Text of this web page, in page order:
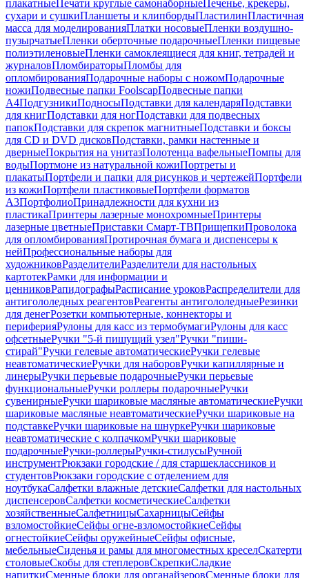
плакатныеПечати круглые самонаборныеПеченье, крекеры,
сухари и сушкиПланшеты и клипбордыПластилинПластичная
масса для моделированияПлатки носовыеПленки воздушно-
пузырчатыеПленки оберточные подарочныеПленки пищевые
полиэтиленовыеПленки самоклеящиеся для книг, тетрадей и
журналовПломбираторыПломбы для
опломбированияПодарочные наборы с ножомПодарочные
ножиПодвесные папки FoolscapПодвесные папки
А4ПодгузникиПодносыПодставки для календаряПодставки
для книгПодставки для ногПодставки для подвесных
папокПодставки для скрепок магнитныеПодставки и боксы
для CD и DVD дисковПодставки, рамки настенные и
дверныеПокрытия на унитазПолотенца вафельныеПомпы для
водыПортмоне из натуральной кожиПортреты и
плакатыПортфели и папки для рисунков и чертежейПортфели
из кожиПортфели пластиковыеПортфели форматов
А3ПортфолиоПринадлежности для кухни из
пластикаПринтеры лазерные монохромныеПринтеры
лазерные цветныеПриставки Смарт-ТВПрищепкиПроволока
для опломбированияПротирочная бумага и диспенсеры к
нейПрофессиональные наборы для
художниковРазделителиРазделители для настольных
картотекРамки для информации и
ценниковРапидографыРасписание уроковРаспределители для
антигололедных реагентовРеагенты антигололедныеРезинки
для денегРозетки компьютерные, коннекторы и
периферияРулоны для касс из термобумагиРулоны для касс
офсетныеРучки "5-й пишущий узел"Ручки "пиши-
стирай"Ручки гелевые автоматическиеРучки гелевые
неавтоматическиеРучки для наборовРучки капиллярные и
линерыРучки перьевые подарочныеРучки перьевые
функциональныеРучки роллеры подарочныеРучки
сувенирныеРучки шариковые масляные автоматическиеРучки
шариковые масляные неавтоматическиеРучки шариковые на
подставкеРучки шариковые на шнуркеРучки шариковые
неавтоматические с колпачкомРучки шариковые
подарочныеРучки-роллерыРучки-стилусыРучной
инструментРюкзаки городские / для старшеклассников и
студентовРюкзаки городские с отделением для
ноутбукаСалфетки влажные детскиеСалфетки для настольных
диспенсеровСалфетки косметическиеСалфетки
хозяйственныеСалфетницыСахарницыСейфы
взломостойкиеСейфы огне-взломостойкиеСейфы
огнестойкиеСейфы оружейныеСейфы офисные,
мебельныеСиденья и рамы для многоместных креселСкатерти
столовыеСкобы для степлеровСкрепкиСладкие
напиткиСменные блоки для органайзеровСменные блоки для